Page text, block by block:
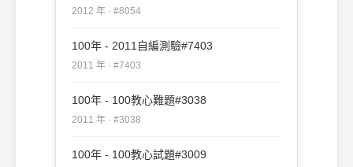
2012 年 · #8054
100年 - 2011自編測驗#7403
2011 年 · #7403
100年 - 100教心難題#3038
2011 年 · #3038
100年 - 100教心試題#3009